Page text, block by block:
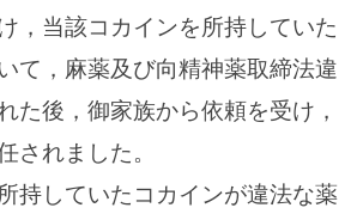
，当該コカインを所持していた
て，麻薬及び向精神薬取締法違
た後，御家族から依頼を受け，
されました。
持していたコカインが違法な薬